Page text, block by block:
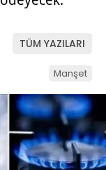
TÜM YAZILARI
Manşet